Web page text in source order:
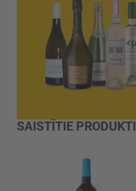
SAISTĪTIE PRODUKTI